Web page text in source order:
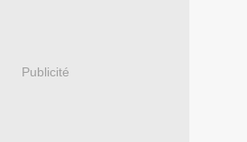
Publicité